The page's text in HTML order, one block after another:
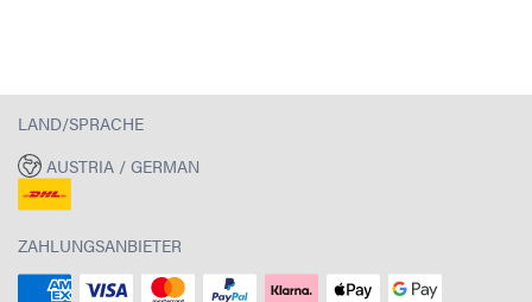
LAND/SPRACHE
AUSTRIA / GERMAN
ZAHLUNGSANBIETER